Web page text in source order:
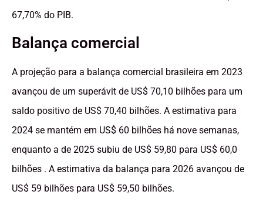
67,70% do PIB.
Balança comercial
A projeção para a balança comercial brasileira em 2023
avançou de um superávit de US$ 70,10 bilhões para um
saldo positivo de US$ 70,40 bilhões. A estimativa para
2024 se mantém em US$ 60 bilhões há nove semanas,
enquanto a de 2025 subiu de US$ 59,80 para US$ 60,0
bilhões . A estimativa da balança para 2026 avançou de
US$ 59 bilhões para US$ 59,50 bilhões.